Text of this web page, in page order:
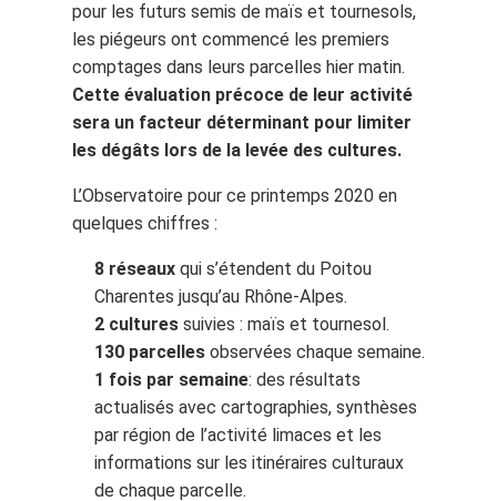
pour les futurs semis de maïs et tournesols,
les piégeurs ont commencé les premiers
comptages dans leurs parcelles hier matin.
Cette évaluation précoce de leur activité
sera un facteur déterminant pour limiter
les dégâts lors de la levée des cultures.
L’Observatoire pour ce printemps 2020 en
quelques chiffres :
8 réseauxqui s’étendent du Poitou
Charentes jusqu’au Rhône-Alpes.
2 culturessuivies : maïs et tournesol.
130 parcellesobservées chaque semaine.
1 fois par semaine: des résultats
actualisés avec cartographies, synthèses
par région de l’activité limaces et les
informations sur les itinéraires culturaux
de chaque parcelle.